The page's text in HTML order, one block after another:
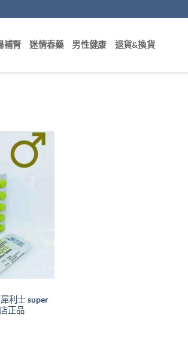
補腎 迷情春藥 男性健康 退貨&換貨
利士 super
正品